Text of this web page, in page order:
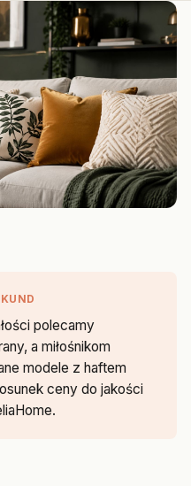
polecamy
a miłośnikom
modele z haftem
ceny do jakości